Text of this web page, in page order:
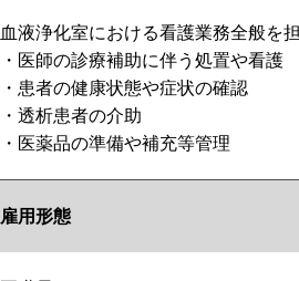
血液浄化室における看護業務全般を
・医師の診療補助に伴う処置や看護
・患者の健康状態や症状の確認
・透析患者の介助
・医薬品の準備や補充等管理
雇用形態